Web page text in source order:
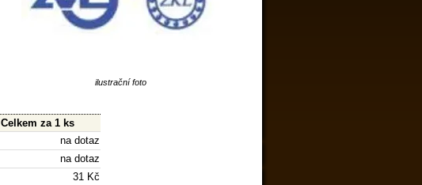
ilustrační foto
Celkem za 1 ks
na dotaz
na dotaz
31 Kč